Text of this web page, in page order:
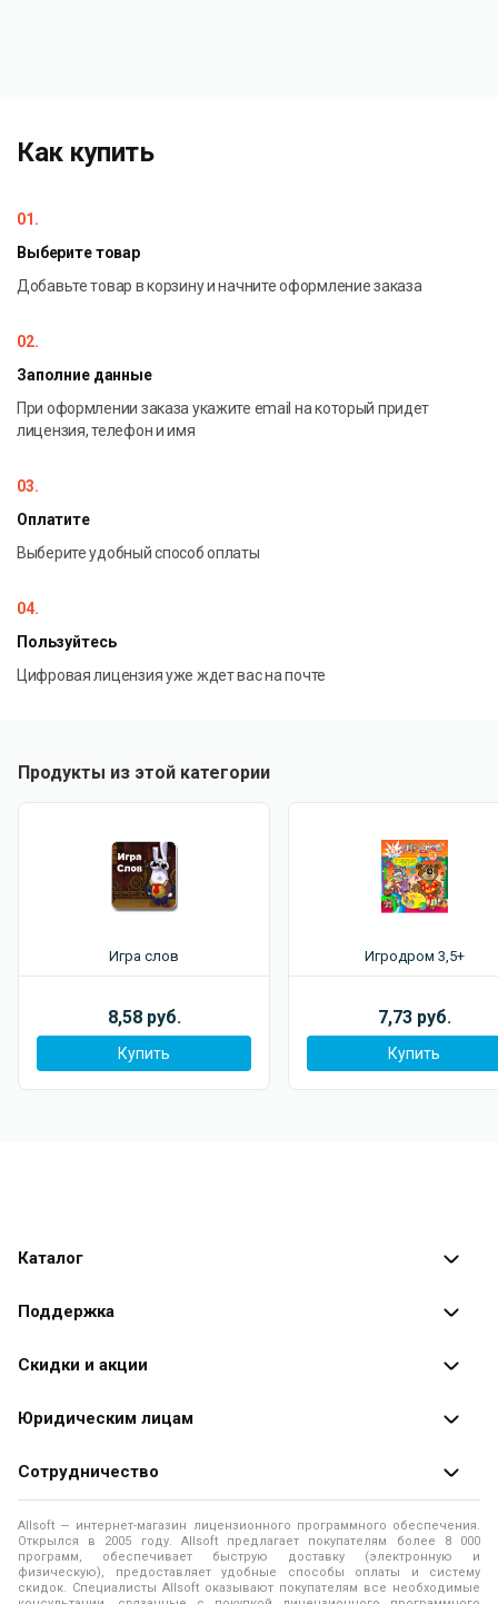
Как купить
01.
Выберите товар
Добавьте товар в корзину и начните оформление заказа
02.
Заполние данные
При оформлении заказа укажите email на который придет
лицензия, телефон и имя
03.
Оплатите
Выберите удобный способ оплаты
04.
Пользуйтесь
Цифровая лицензия уже ждет вас на почте
Продукты из этой категории
Игра слов
8,58 руб.
Купить
Игродром 3,5+
7,73 руб.
Купить
Каталог
Каталог программ
Поддержка
Оплата заказов
Доставка заказа
Помощь
Правила продажи
Политика использования файлов Cookie
Скидки и акции
Специальные
Юридическим лицам
Продажа программ юридическим лицам
О лицензировании программного обеспечения
Программы для компьютера
Контакты
Сотрудничество
О магазине
Адреса и телефоны
Новости
Allsoft — интернет-магазин лицензионного программного обеспечения.
Открылся в 2005 году. Allsoft предлагает покупателям более 8 000
программ, обеспечивает быструю доставку (электронную и
физическую), предоставляет удобные способы оплаты и систему
скидок. Специалисты Allsoft оказывают покупателям все необходимые